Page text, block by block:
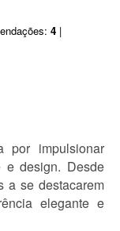
4 |
por impulsionar
e design. Desde
a se destacarem
elegante e